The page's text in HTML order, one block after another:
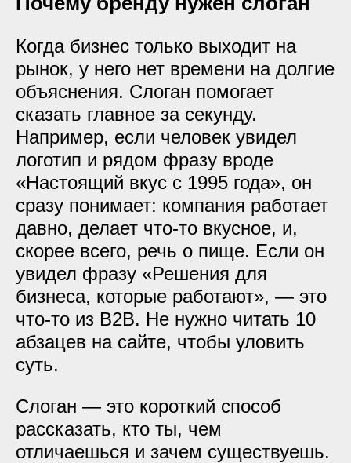
Когда бизнес только выходит на
рынок, у него нет времени на долгие
объяснения. Слоган помогает
сказать главное за секунду.
Например, если человек увидел
логотип и рядом фразу вроде
«Настоящий вкус с 1995 года», он
сразу понимает: компания работает
давно, делает что-то вкусное, и,
скорее всего, речь о пище. Если он
увидел фразу «Решения для
бизнеса, которые работают», — это
что-то из B2B. Не нужно читать 10
абзацев на сайте, чтобы уловить
суть.
Слоган — это короткий способ
рассказать, кто ты, чем
отличаешься и зачем существуешь.